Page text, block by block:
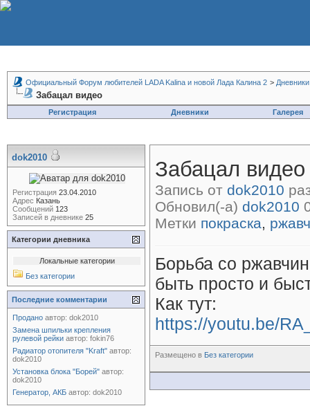
Официальный Форум любителей LADA Kalina и новой Лада Калина 2 > Дневники
Забацал видео
Регистрация Дневники Галерея
Забацал видео
Запись от dok2010
Обновил(-а) dok2010
Метки покраска,
Борьба со
быть просто и
Как тут:
https://youtu.be/
Размещено в Без категории
dok2010
Регистрация 23.04.2010
Адрес Казань
Сообщений 123
Записей в дневнике 25
Категории дневника
Локальные категории
Без категории
Последние комментарии
Продано автор: dok2010
Замена шпильки крепления
рулевой рейки автор: fokin76
Радиатор отопителя "Kraft" автор:
dok2010
Установка блока "Борей" автор:
dok2010
Генератор, АКБ автор: dok2010